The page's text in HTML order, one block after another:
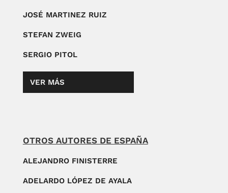
JOSÉ MARTINEZ RUIZ
STEFAN ZWEIG
SERGIO PITOL
VER MÁS
OTROS AUTORES DE ESPAÑA
ALEJANDRO FINISTERRE
ADELARDO LÓPEZ DE AYALA